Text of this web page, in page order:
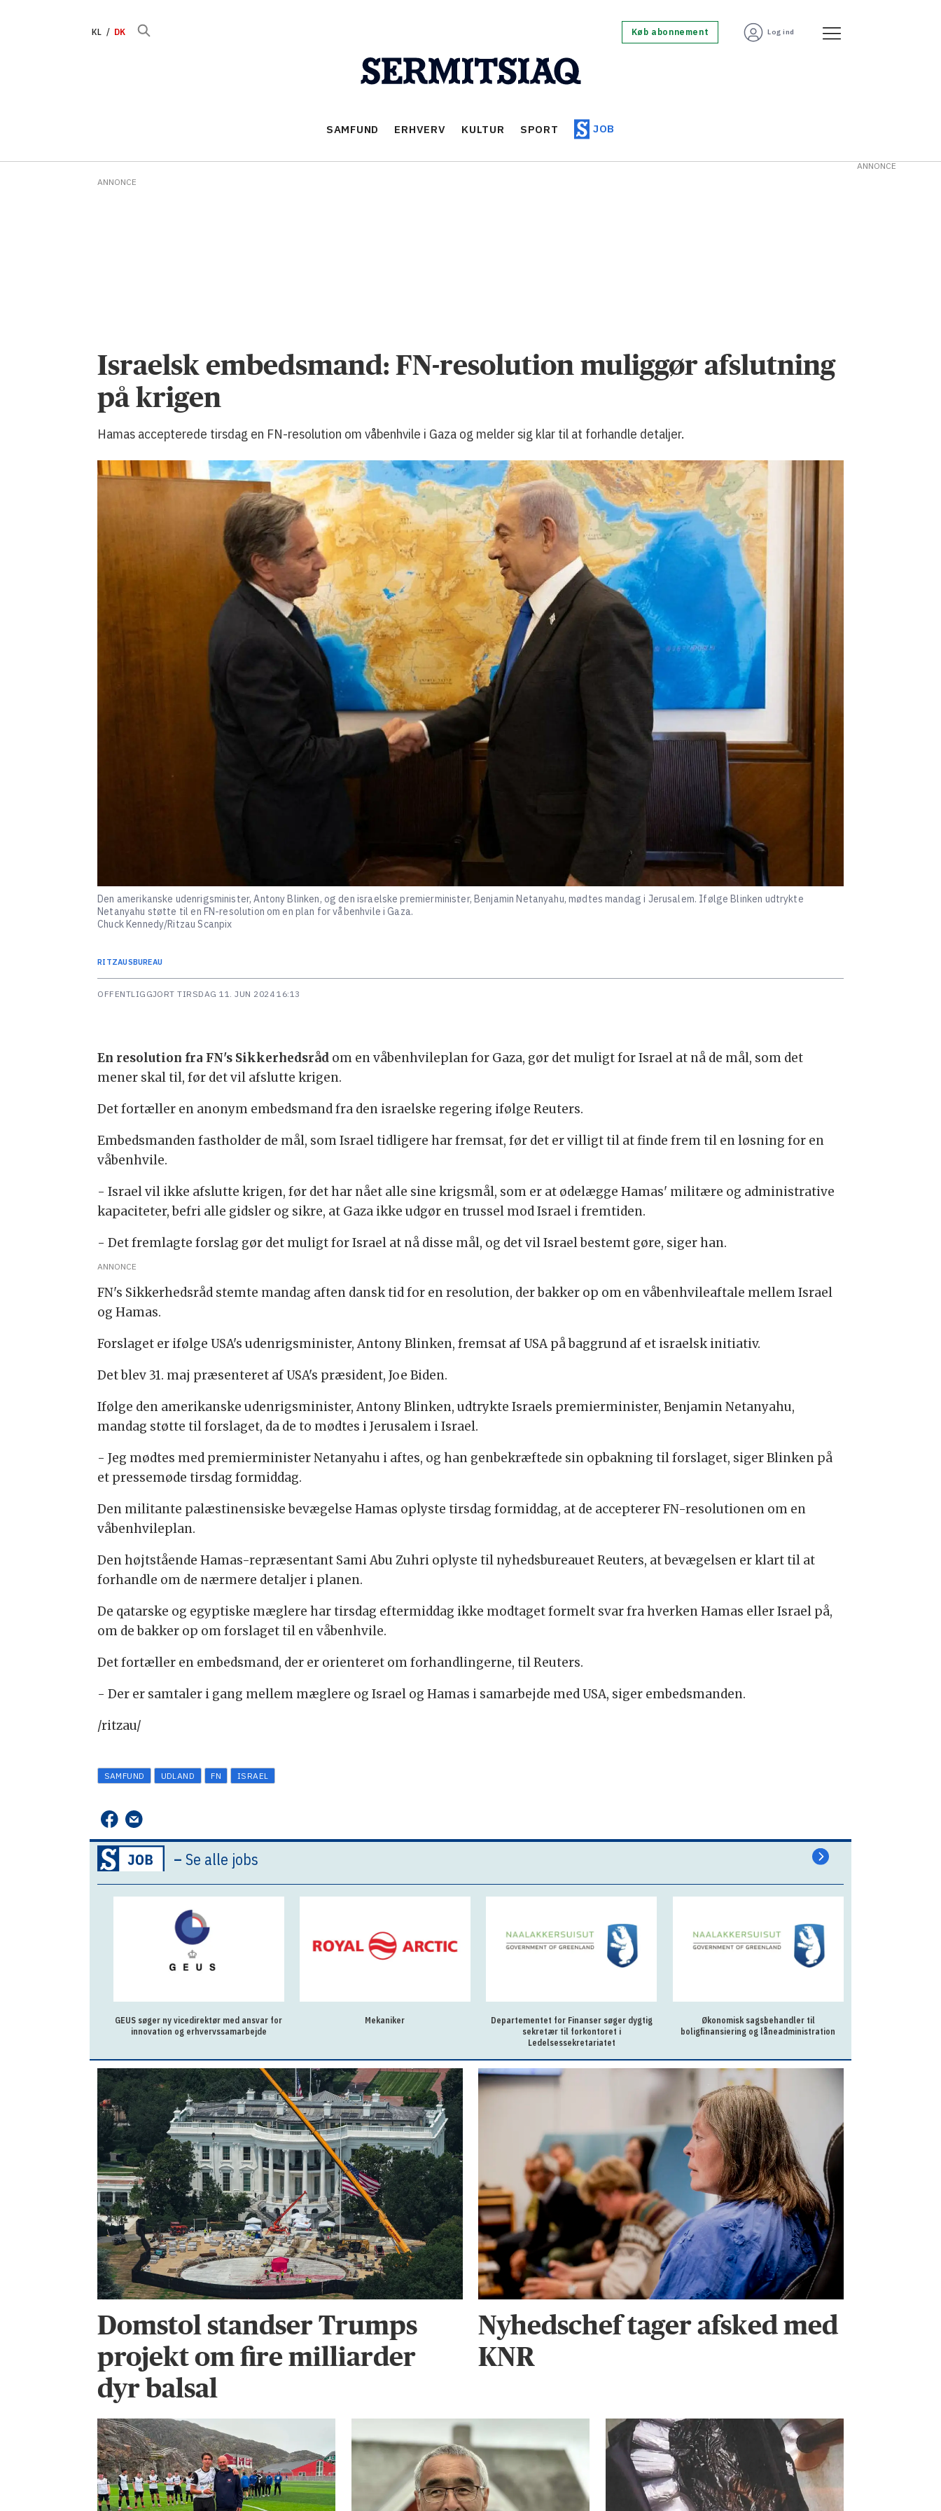
KL DK Køb abonnement Log ind
SAMFUND ERHVERV KULTUR SPORT JOB
ANNONCE
Israelsk embedsmand: FN-resolution muliggør afslutning
på krigen
Hamas accepterede tirsdag en FN-resolution om våbenhvile i Gaza og melder sig klar til at forhandle detaljer.
Den amerikanske udenrigsminister, Antony Blinken, og den israelske premierminister, Benjamin Netanyahu, mødtes mandag i Jerusalem. Ifølge Blinken udtrykte
Netanyahu støtte til en FN-resolution om en plan for våbenhvile i Gaza.
Chuck Kennedy/Ritzau Scanpix
RITZAUSBUREAU
OFFENTLIGGJORT TIRSDAG 11. JUN 2024 16:13
En resolution fra FN's Sikkerhedsråd om en våbenhvileplan for Gaza, gør det muligt for Israel at nå de mål, som det
mener skal til, før det vil afslutte krigen.
Det fortæller en anonym embedsmand fra den israelske regering ifølge Reuters.
Embedsmanden fastholder de mål, som Israel tidligere har fremsat, før det er villigt til at finde frem til en løsning for en
våbenhvile.
- Israel vil ikke afslutte krigen, før det har nået alle sine krigsmål, som er at ødelægge Hamas' militære og administrative
kapaciteter, befri alle gidsler og sikre, at Gaza ikke udgør en trussel mod Israel i fremtiden.
- Det fremlagte forslag gør det muligt for Israel at nå disse mål, og det vil Israel bestemt gøre, siger han.
ANNONCE
FN's Sikkerhedsråd stemte mandag aften dansk tid for en resolution, der bakker op om en våbenhvileaftale mellem Israel
og Hamas.
Forslaget er ifølge USA's udenrigsminister, Antony Blinken, fremsat af USA på baggrund af et israelsk initiativ.
Det blev 31. maj præsenteret af USA's præsident, Joe Biden.
Ifølge den amerikanske udenrigsminister, Antony Blinken, udtrykte Israels premierminister, Benjamin Netanyahu,
mandag støtte til forslaget, da de to mødtes i Jerusalem i Israel.
- Jeg mødtes med premierminister Netanyahu i aftes, og han genbekræftede sin opbakning til forslaget, siger Blinken på
et pressemøde tirsdag formiddag.
Den militante palæstinensiske bevægelse Hamas oplyste tirsdag formiddag, at de accepterer FN-resolutionen om en
våbenhvileplan.
Den højtstående Hamas-repræsentant Sami Abu Zuhri oplyste til nyhedsbureauet Reuters, at bevægelsen er klart til at
forhandle om de nærmere detaljer i planen.
De qatarske og egyptiske mæglere har tirsdag eftermiddag ikke modtaget formelt svar fra hverken Hamas eller Israel på,
om de bakker op om forslaget til en våbenhvile.
Det fortæller en embedsmand, der er orienteret om forhandlingerne, til Reuters.
- Der er samtaler i gang mellem mæglere og Israel og Hamas i samarbejde med USA, siger embedsmanden.
/ritzau/
SAMFUND UDLAND FN ISRAEL
– Se alle jobs
GEUS søger ny vicedirektør med ansvar for
innovation og erhvervssamarbejde
Mekaniker
Departementet for Finanser søger dygtig
sekretær til forkontoret i
Ledelsessekretariatet
Økonomisk sagsbehandler til
boligfinansiering og låneadministration
Domstol standser Trumps
projekt om fire milliarder
dyr balsal
Nyhedschef tager afsked med
KNR
ANNONCE